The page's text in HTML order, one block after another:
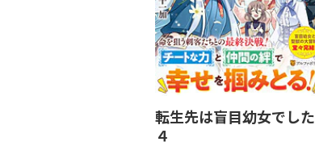
転生先は盲目幼女でした
４